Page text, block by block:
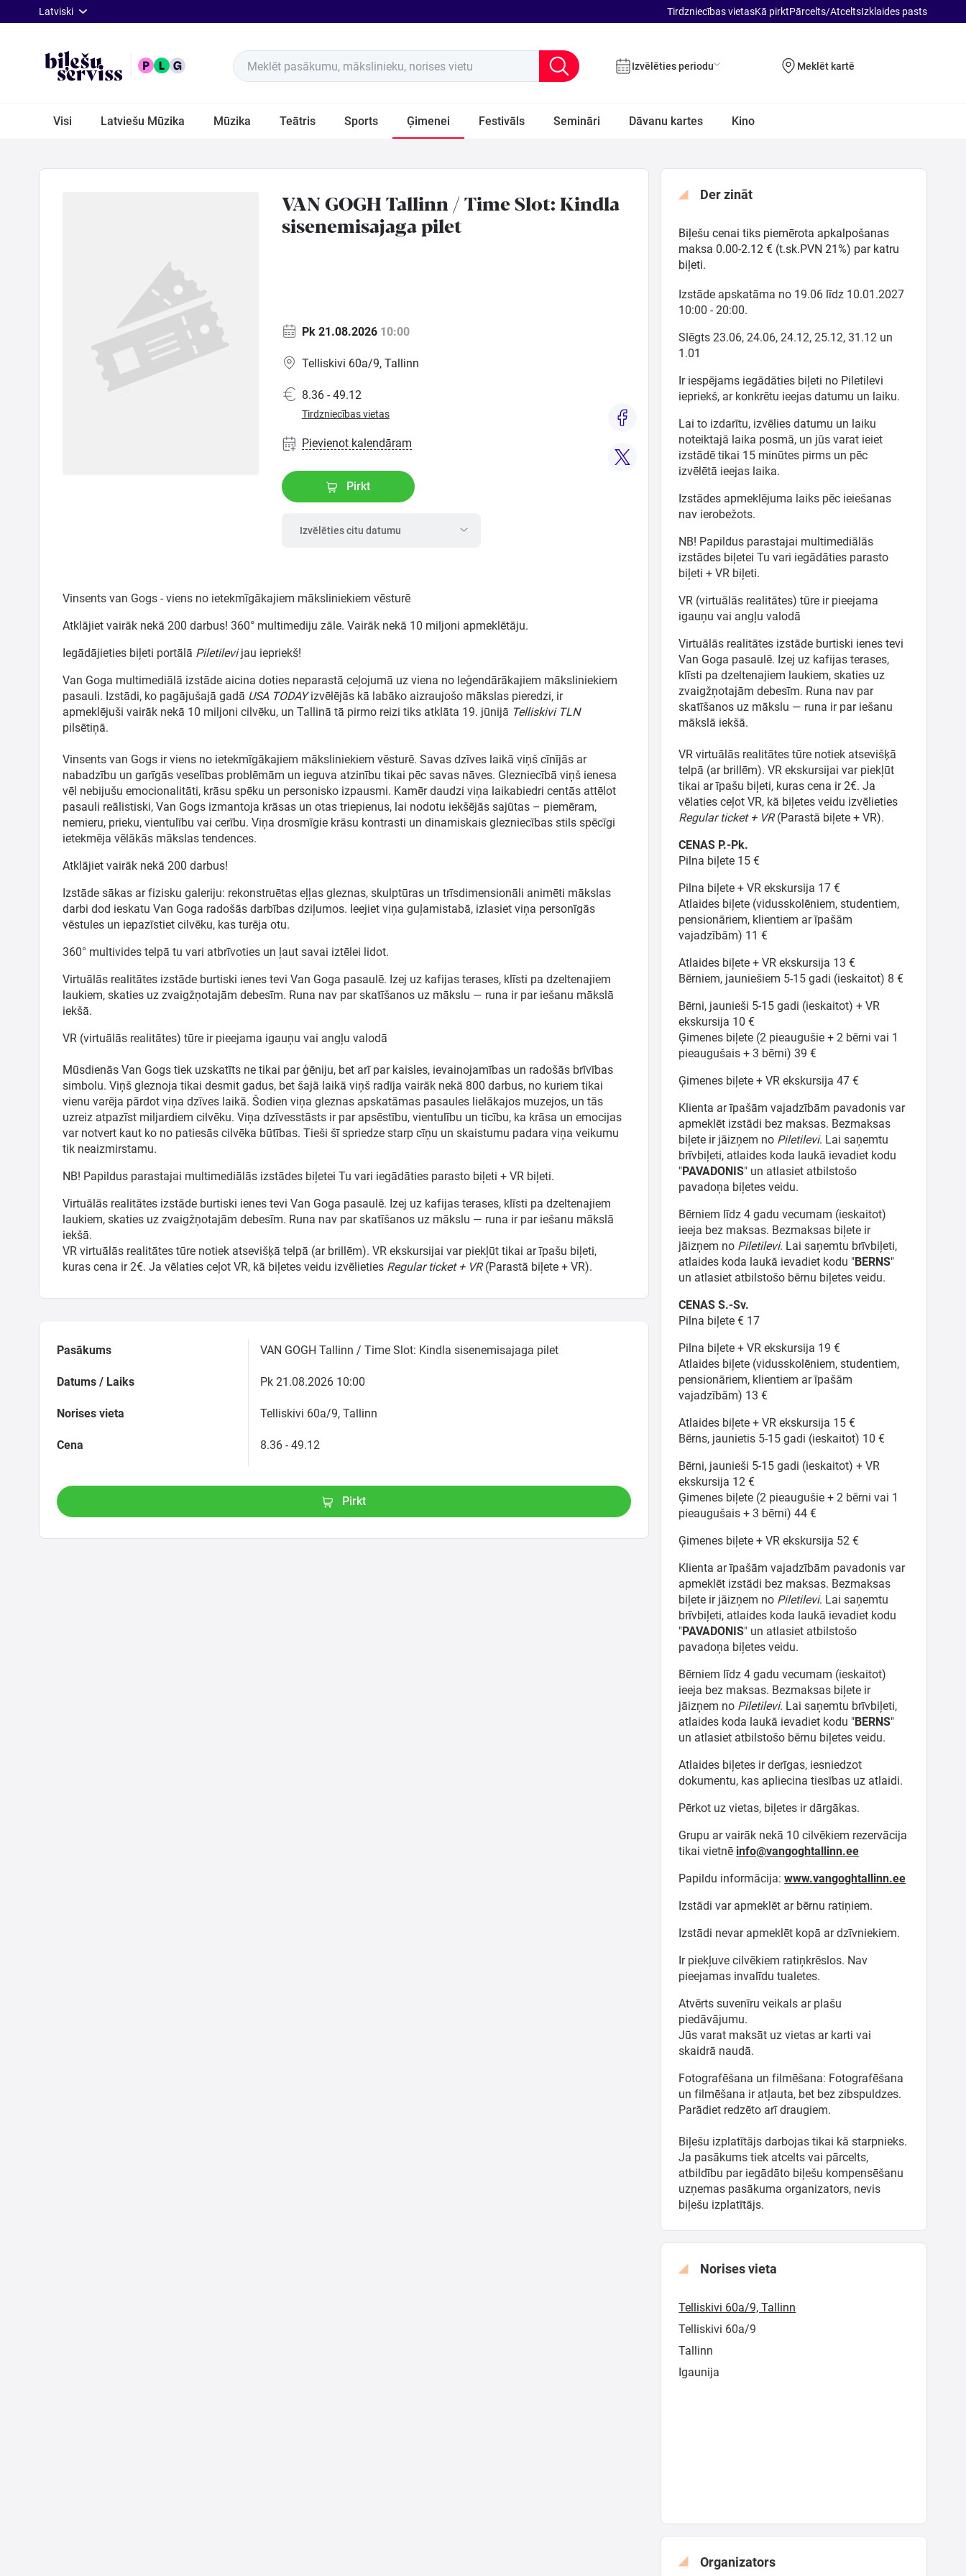
Latviski Tirdzniecības vietasKā pirktPārcelts/AtceltsIzklaides pasts
Meklēt pasākumu, mākslinieku, norises vietu Izvēlēties periodu Meklēt kartē
Meklēt kartē
Izvēlēties
Visi Latviešu Mūzika Mūzika Teātris Sports Ģimenei Festivāls Semināri Dāvanu kartes Kino
VAN GOGH Tallinn / Time Slot: Kindla
sisenemisajaga pilet
Pk 21.08.2026 10:00
Telliskivi 60a/9, Tallinn
8.36 - 49.12
Tirdzniecības vietas
Pievienot kalendāram
Pirkt
Izvēlēties citu datumu
Vinsents van Gogs - viens no ietekmīgākajiem māksliniekiem vēsturē
Atklājiet vairāk nekā 200 darbus! 360° multimediju zāle. Vairāk nekā 10 miljoni apmeklētāju.
Iegādājieties biļeti portālā Piletilevijau iepriekš!
Van Goga multimediālā izstāde aicina doties neparastā ceļojumā uz viena no leģendārākajiem māksliniekiem
pasauli. Izstādi, ko pagājušajā gadā USA TODAYizvēlējās kā labāko aizraujošo mākslas pieredzi, ir
apmeklējuši vairāk nekā 10 miljoni cilvēku, un Tallinā tā pirmo reizi tiks atklāta 19. jūnijā Telliskivi TLN
pilsētiņā.
Vinsents van Gogs ir viens no ietekmīgākajiem māksliniekiem vēsturē. Savas dzīves laikā viņš cīnījās ar
nabadzību un garīgās veselības problēmām un ieguva atzinību tikai pēc savas nāves. Glezniecībā viņš ienesa
vēl nebijušu emocionalitāti, krāsu spēku un personisko izpausmi. Kamēr daudzi viņa laikabiedri centās attēlot
pasauli reālistiski, Van Gogs izmantoja krāsas un otas triepienus, lai nodotu iekšējās sajūtas – piemēram,
nemieru, prieku, vientulību vai cerību. Viņa drosmīgie krāsu kontrasti un dinamiskais glezniecības stils spēcīgi
ietekmēja vēlākās mākslas tendences.
Atklājiet vairāk nekā 200 darbus!
Izstāde sākas ar fizisku galeriju: rekonstruētas eļļas gleznas, skulptūras un trīsdimensionāli animēti mākslas
darbi dod ieskatu Van Goga radošās darbības dziļumos. Ieejiet viņa guļamistabā, izlasiet viņa personīgās
vēstules un iepazīstiet cilvēku, kas turēja otu.
360° multivides telpā tu vari atbrīvoties un ļaut savai iztēlei lidot.
Virtuālās realitātes izstāde burtiski ienes tevi Van Goga pasaulē. Izej uz kafijas terases, klīsti pa dzeltenajiem
laukiem, skaties uz zvaigžņotajām debesīm. Runa nav par skatīšanos uz mākslu — runa ir par iešanu mākslā
iekšā.
VR (virtuālās realitātes) tūre ir pieejama igauņu vai angļu valodā
Mūsdienās Van Gogs tiek uzskatīts ne tikai par ģēniju, bet arī par kaisles, ievainojamības un radošās brīvības
simbolu. Viņš gleznoja tikai desmit gadus, bet šajā laikā viņš radīja vairāk nekā 800 darbus, no kuriem tikai
vienu varēja pārdot viņa dzīves laikā. Šodien viņa gleznas apskatāmas pasaules lielākajos muzejos, un tās
uzreiz atpazīst miljardiem cilvēku. Viņa dzīvesstāsts ir par apsēstību, vientulību un ticību, ka krāsa un emocijas
var notvert kaut ko no patiesās cilvēka būtības. Tieši šī spriedze starp cīņu un skaistumu padara viņa veikumu
tik neaizmirstamu.
NB! Papildus parastajai multimediālās izstādes biļetei Tu vari iegādāties parasto biļeti + VR biļeti.
Virtuālās realitātes izstāde burtiski ienes tevi Van Goga pasaulē. Izej uz kafijas terases, klīsti pa dzeltenajiem
laukiem, skaties uz zvaigžņotajām debesīm. Runa nav par skatīšanos uz mākslu — runa ir par iešanu mākslā
iekšā.
VR virtuālās realitātes tūre notiek atsevišķā telpā (ar brillēm). VR ekskursijai var piekļūt tikai ar īpašu biļeti,
kuras cena ir 2€. Ja vēlaties ceļot VR, kā biļetes veidu izvēlieties Regular ticket + VR(Parastā biļete + VR).
Pasākums VAN GOGH Tallinn / Time Slot: Kindla sisenemisajaga pilet
Datums / Laiks Pk 21.08.2026 10:00
Norises vieta Telliskivi 60a/9, Tallinn
Cena 8.36 - 49.12
Pirkt
Der zināt
Biļešu cenai tiks piemērota apkalpošanas
maksa 0.00-2.12 € (t.sk.PVN 21%) par katru
biļeti.
Izstāde apskatāma no 19.06 līdz 10.01.2027
10:00 - 20:00.
Slēgts 23.06, 24.06, 24.12, 25.12, 31.12 un
1.01
Ir iespējams iegādāties biļeti no Piletilevi
iepriekš, ar konkrētu ieejas datumu un laiku.
Lai to izdarītu, izvēlies datumu un laiku
noteiktajā laika posmā, un jūs varat ieiet
izstādē tikai 15 minūtes pirms un pēc
izvēlētā ieejas laika.
Izstādes apmeklējuma laiks pēc ieiešanas
nav ierobežots.
NB! Papildus parastajai multimediālās
izstādes biļetei Tu vari iegādāties parasto
biļeti + VR biļeti.
VR (virtuālās realitātes) tūre ir pieejama
igauņu vai angļu valodā
Virtuālās realitātes izstāde burtiski ienes tevi
Van Goga pasaulē. Izej uz kafijas terases,
klīsti pa dzeltenajiem laukiem, skaties uz
zvaigžņotajām debesīm. Runa nav par
skatīšanos uz mākslu — runa ir par iešanu
mākslā iekšā.
VR virtuālās realitātes tūre notiek atsevišķā
telpā (ar brillēm). VR ekskursijai var piekļūt
tikai ar īpašu biļeti, kuras cena ir 2€. Ja
vēlaties ceļot VR, kā biļetes veidu izvēlieties
Regular ticket + VR(Parastā biļete + VR).
CENAS P.-Pk.
Pilna biļete 15 €
Pilna biļete + VR ekskursija 17 €
Atlaides biļete (vidusskolēniem, studentiem,
pensionāriem, klientiem ar īpašām
vajadzībām) 11 €
Atlaides biļete + VR ekskursija 13 €
Bērniem, jauniešiem 5-15 gadi (ieskaitot) 8 €
Bērni, jaunieši 5-15 gadi (ieskaitot) + VR
ekskursija 10 €
Ģimenes biļete (2 pieaugušie + 2 bērni vai 1
pieaugušais + 3 bērni) 39 €
Ģimenes biļete + VR ekskursija 47 €
Klienta ar īpašām vajadzībām pavadonis var
apmeklēt izstādi bez maksas. Bezmaksas
biļete ir jāizņem no Piletilevi. Lai saņemtu
brīvbiļeti, atlaides koda laukā ievadiet kodu
"PAVADONIS" un atlasiet atbilstošo
pavadoņa biļetes veidu.
Bērniem līdz 4 gadu vecumam (ieskaitot)
ieeja bez maksas. Bezmaksas biļete ir
jāizņem no Piletilevi. Lai saņemtu brīvbiļeti,
atlaides koda laukā ievadiet kodu "BĒRNS"
un atlasiet atbilstošo bērnu biļetes veidu.
CENAS S.-Sv.
Pilna biļete € 17
Pilna biļete + VR ekskursija 19 €
Atlaides biļete (vidusskolēniem, studentiem,
pensionāriem, klientiem ar īpašām
vajadzībām) 13 €
Atlaides biļete + VR ekskursija 15 €
Bērns, jaunietis 5-15 gadi (ieskaitot) 10 €
Bērni, jaunieši 5-15 gadi (ieskaitot) + VR
ekskursija 12 €
Ģimenes biļete (2 pieaugušie + 2 bērni vai 1
pieaugušais + 3 bērni) 44 €
Ģimenes biļete + VR ekskursija 52 €
Klienta ar īpašām vajadzībām pavadonis var
apmeklēt izstādi bez maksas. Bezmaksas
biļete ir jāizņem no Piletilevi. Lai saņemtu
brīvbiļeti, atlaides koda laukā ievadiet kodu
"PAVADONIS" un atlasiet atbilstošo
pavadoņa biļetes veidu.
Bērniem līdz 4 gadu vecumam (ieskaitot)
ieeja bez maksas. Bezmaksas biļete ir
jāizņem no Piletilevi. Lai saņemtu brīvbiļeti,
atlaides koda laukā ievadiet kodu "BĒRNS"
un atlasiet atbilstošo bērnu biļetes veidu.
Atlaides biļetes ir derīgas, iesniedzot
dokumentu, kas apliecina tiesības uz atlaidi.
Pērkot uz vietas, biļetes ir dārgākas.
Grupu ar vairāk nekā 10 cilvēkiem rezervācija
tikai vietnē info@vangoghtallinn.ee
Papildu informācija:www.vangoghtallinn.ee
Izstādi var apmeklēt ar bērnu ratiņiem.
Izstādi nevar apmeklēt kopā ar dzīvniekiem.
Ir piekļuve cilvēkiem ratiņkrēslos. Nav
pieejamas invalīdu tualetes.
Atvērts suvenīru veikals ar plašu
piedāvājumu.
Jūs varat maksāt uz vietas ar karti vai
skaidrā naudā.
Fotografēšana un filmēšana: Fotografēšana
un filmēšana ir atļauta, bet bez zibspuldzes.
Parādiet redzēto arī draugiem.
Biļešu izplatītājs darbojas tikai kā starpnieks.
Ja pasākums tiek atcelts vai pārcelts,
atbildību par iegādāto biļešu kompensēšanu
uzņemas pasākuma organizators, nevis
biļešu izplatītājs.
Norises vieta
Telliskivi 60a/9, Tallinn
Telliskivi 60a/9
Tallinn
Igaunija
Organizators